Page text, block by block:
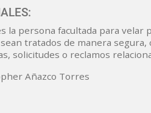
la persona facultada para
tratados de manera
solicitudes o reclamos
Añazco Torres